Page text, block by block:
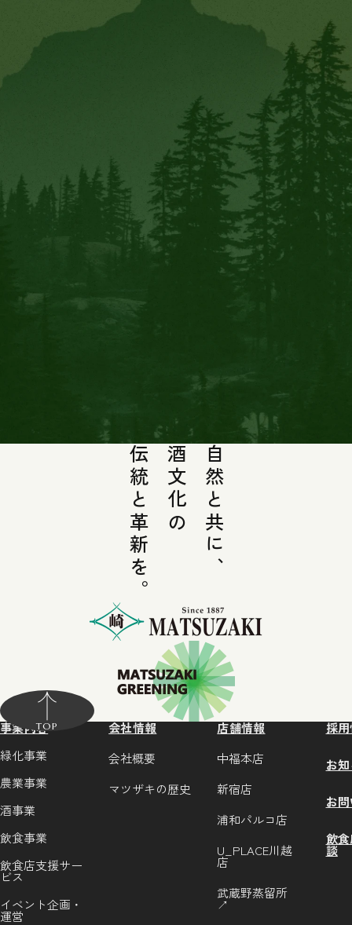
自然と共に、
酒文化の
伝統と革新を。
事業内容
緑化事業
農業事業
酒事業
飲食事業
飲食店支援サー
ビス
イベント企画・
運営
会社情報
会社概要
マツザキの歴史
店舗情報
中福本店
新宿店
浦和パルコ店
U_PLACE川越
店
武蔵野蒸留所
↗
採
お
お
飲
談
TOP